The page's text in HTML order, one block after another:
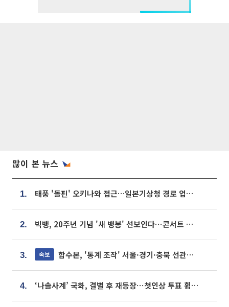
많이 본 뉴스
1. 태풍 '돌핀' 오키나와 접근…일본기상청 경로 업데이트
2. 빅뱅, 20주년 기념 '새 뱅봉' 선보인다⋯콘서트 앞두고 팝업 개최
3. 속보 합수본, '통계 조작' 서울·경기·충북 선관위 등 추가 압수수색
4. ‘나솔사계’ 국화, 결별 후 재등장⋯첫인상 투표 휩쓸고 ‘인기녀’ 등극